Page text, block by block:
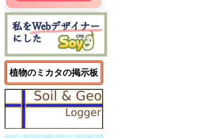
植物のミカタの掲示板